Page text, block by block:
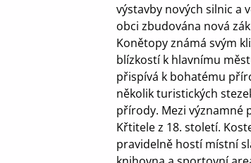
výstavby nových silnic a
obci zbudována nová
Konětopy známá svým
blízkostí k hlavnímu
přispívá k bohatému
několik turistických
přírody. Mezi významné
Křtitele z 18. století.
pravidelně hostí místní